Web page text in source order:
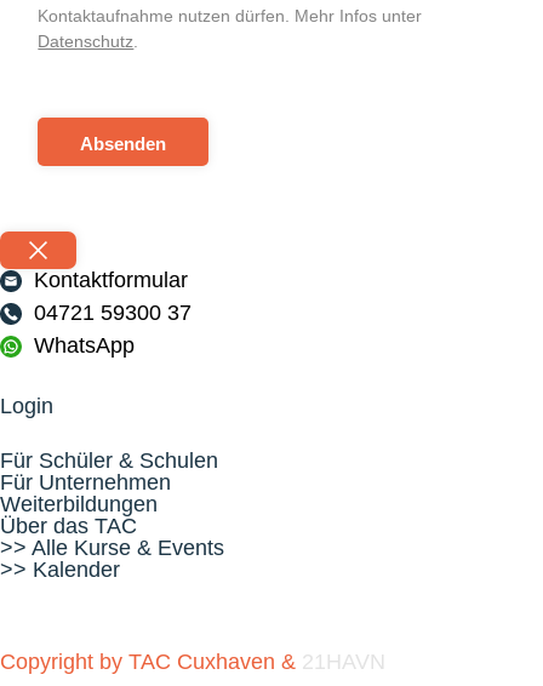
Kontaktaufnahme nutzen dürfen. Mehr Infos unter
Datenschutz.
Absenden
Kontaktformular
04721 59300 37
WhatsApp
Login
Für Schüler & Schulen
Für Unternehmen
Weiterbildungen
Über das TAC
>> Alle Kurse & Events
>> Kalender
Copyright by TAC Cuxhaven & 21HAVN